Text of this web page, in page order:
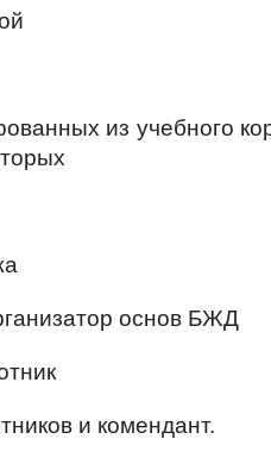
из учебного
основ БЖД
и комендант.